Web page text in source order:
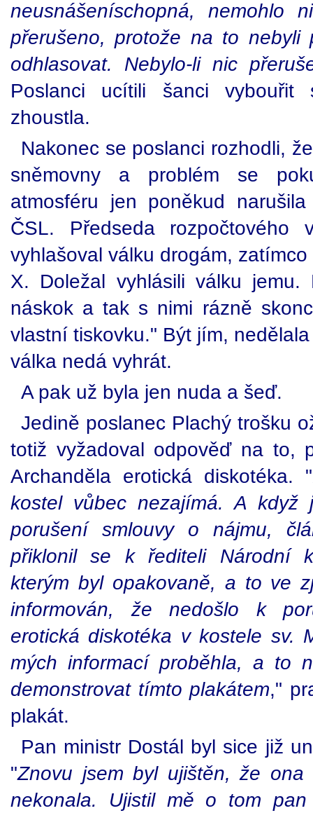
neusnášeníschopná, nemohlo
přerušeno, protože na to
odhlasovat. Nebylo-li nic
Poslanci ucítili šanci
zhoustla.
Nakonec se poslanci rozhodli,
sněmovny a problém se
atmosféru jen poněkud
ČSL. Předseda rozpočtového
vyhlašoval válku drogám,
X. Doležal vyhlásili válku jemu.
náskok a tak s nimi rázně
vlastní tiskovku." Být jím,
válka nedá vyhrát.
A pak už byla jen nuda a šeď.
Jedině poslanec Plachý trošku
totiž vyžadoval odpověď na to,
Archanděla erotická diskotéka. "
kostel vůbec nezajímá. A
porušení smlouvy o nájmu,
přiklonil se k řediteli Národní
kterým byl opakovaně, a to ve
informován, že nedošlo k
erotická diskotéka v kostele sv.
mých informací proběhla, a to
demonstrovat tímto plakátem,"
plakát.
Pan ministr Dostál byl sice již
"Znovu jsem byl ujištěn, že ona
nekonala. Ujistil mě o tom pan